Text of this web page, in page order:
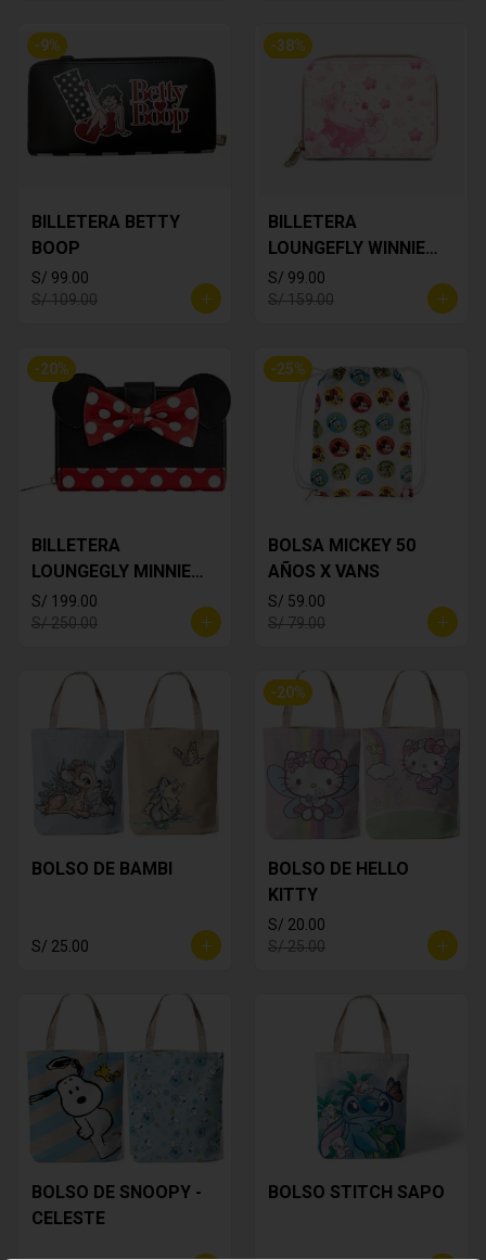
-9%
BILLETERA BETTY
BOOP
S/ 99.00
S/ 109.00
-38%
BILLETERA
LOUNGEFLY WINNIE
THE POOH
S/ 99.00
S/ 159.00
-20%
BILLETERA
LOUNGEGLY MINNIE
MOUSE
S/ 199.00
S/ 250.00
-25%
BOLSA MICKEY 50
AÑOS X VANS
S/ 59.00
S/ 79.00
BOLSO DE BAMBI
S/ 25.00
-20%
BOLSO DE HELLO
KITTY
S/ 20.00
S/ 25.00
BOLSO DE SNOOPY -
CELESTE
BOLSO STITCH SAPO